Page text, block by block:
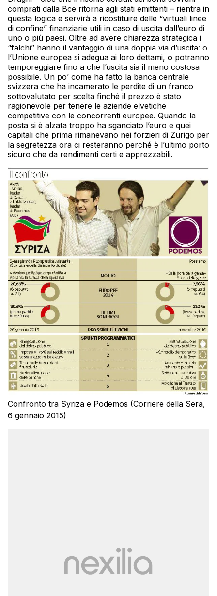
comprati dalla Bce ritorna agli stati emittenti – rientra in
questa logica e servirà a ricostituire delle “virtuali linee
di confine” finanziarie utili in caso di uscita dall’euro di
uno o più paesi. Oltre ad avere chiarezza strategica i
“falchi” hanno il vantaggio di una doppia via d’uscita: o
l’Unione europea si adegua ai loro dettami, o potranno
temporeggiare fino a che l’uscita sia il meno costosa
possibile. Un po’ come ha fatto la banca centrale
svizzera che ha incamerato le perdite di un franco
sottovalutato per scelta finché il prezzo è stato
ragionevole per tenere le aziende elvetiche
competitive con le concorrenti europee. Quando la
posta si è alzata troppo ha sganciato l’euro e quei
capitali che prima rimanevano nei forzieri di Zurigo per
la segretezza ora ci resteranno perché è l’ultimo porto
sicuro che da rendimenti certi e apprezzabili.
Confronto tra Syriza e Podemos (Corriere della Sera,
6 gennaio 2015)